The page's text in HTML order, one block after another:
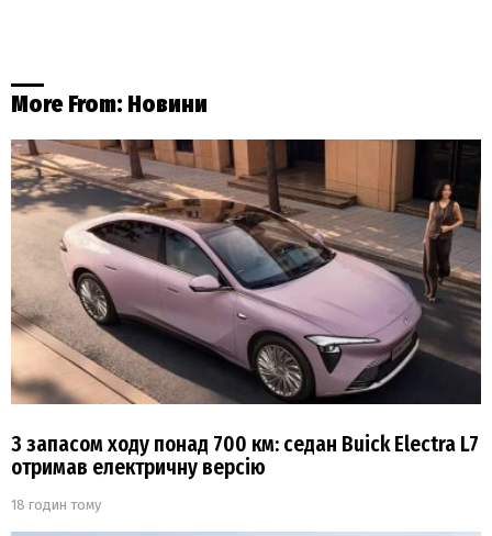
More From: Новини
З запасом ходу понад 700 км: седан Buick Electra L7
отримав електричну версію
18 годин тому